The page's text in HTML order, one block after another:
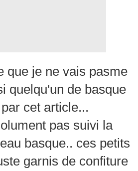
que je ne vais pasme
quelqu'un de basque
cet article...
pas suivi la
basque.. ces petits
garnis de confiture